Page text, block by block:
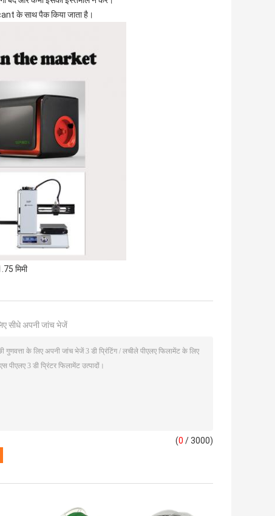
के साथ पैक किया जाता है।
मिमी
सीधे अपनी जांच भेजें
(0 / 3000)